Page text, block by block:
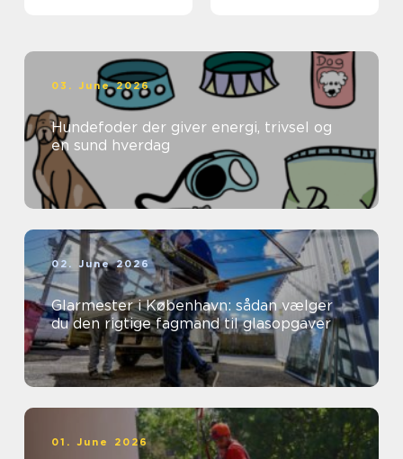
03. June 2026
Hundefoder der giver energi, trivsel og
en sund hverdag
02. June 2026
Glarmester i København: sådan vælger
du den rigtige fagmand til glasopgaver
01. June 2026